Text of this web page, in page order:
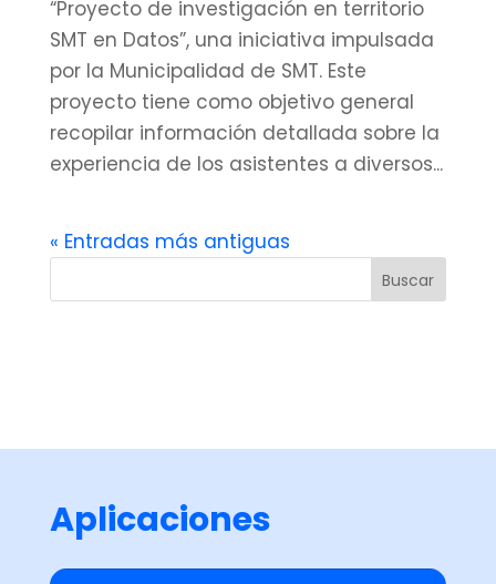
“Proyecto de investigación en territorio
SMT en Datos”, una iniciativa impulsada
por la Municipalidad de SMT. Este
proyecto tiene como objetivo general
recopilar información detallada sobre la
experiencia de los asistentes a diversos...
« Entradas más antiguas
Buscar
Aplicaciones